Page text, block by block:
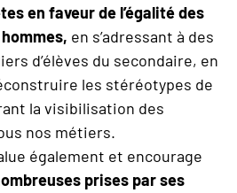
en faveur de l’égalité des
en s’adressant à des
d’élèves du secondaire, en
les stéréotypes de
la visibilisation des
nos métiers.
également et encourage
prises par ses